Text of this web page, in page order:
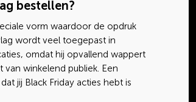
bestellen?
vorm waardoor de opdruk
wordt veel toegepast in
omdat hij opvallend wappert
winkelend publiek. Een
jij Black Friday acties hebt is